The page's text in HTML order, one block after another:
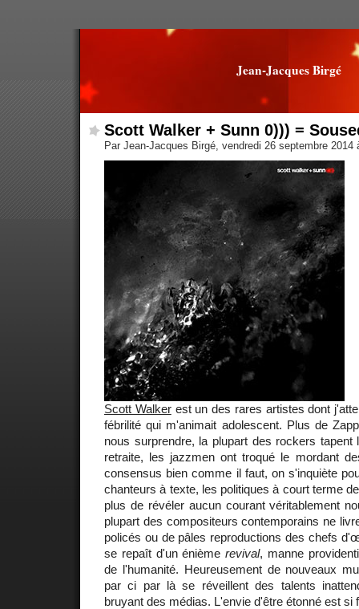
Jean-Jacques Birgé
Scott Walker + Sunn 0))) =
Par Jean-Jacques Birgé, vendredi 26 septembre 2014
Scott Walkerest un des rares artistes dont
fébrilité qui m'animait adolescent. Plus de
nous surprendre, la plupart des rockers
retraite, les jazzmen ont troqué le mordant
consensus bien comme il faut, on s'inquiète
chanteurs à texte, les politiques à court terme
plus de révéler aucun courant véritablement
plupart des compositeurs contemporains ne
policés ou de pâles reproductions des chefs
se repaît d'un énièmerevival, manne
de l'humanité. Heureusement de nouveaux
par ci par là se réveillent des talents
bruyant des médias. L'envie d'être étonné est si